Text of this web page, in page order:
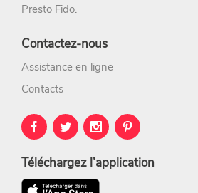
Presto Fido.
Contactez-nous
Assistance en ligne
Contacts
Téléchargez l’application